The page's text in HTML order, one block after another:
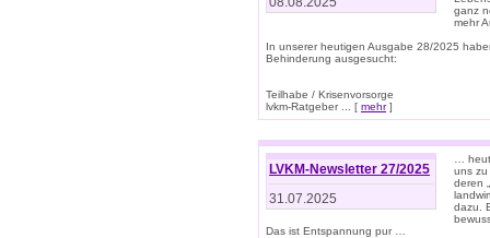
ganz
mehr
In unserer heutigen Ausgabe 28/2025
Behinderung ausgesucht:
Teilhabe / Krisenvorsorge
lvkm-Ratgeber ... [ mehr]
LVKM-Newsletter 27/2025
31.07.2025
…
uns zu
deren
dazu.
Das ist Entspannung pur …